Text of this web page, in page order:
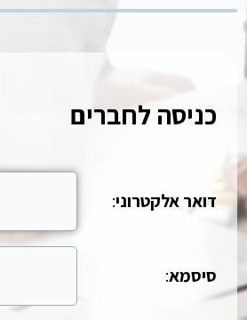
כניסה לחברים
דואר אלקטרוני:
סיסמא: